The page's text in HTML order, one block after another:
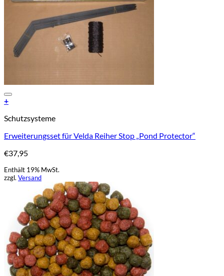
+
Schutzsysteme
Erweiterungsset für Velda Reiher Stop „Pond Protector“
€37,95
Enthält 19% MwSt.
zzgl. Versand